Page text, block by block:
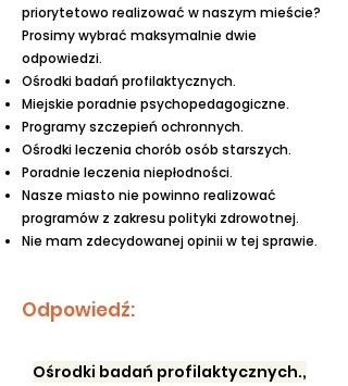
priorytetowo realizować w naszym mieście?
Prosimy wybrać maksymalnie dwie
odpowiedzi.
Ośrodki badań profilaktycznych.
Miejskie poradnie psychopedagogiczne.
Programy szczepień ochronnych.
Ośrodki leczenia chorób osób starszych.
Poradnie leczenia niepłodności.
Nasze miasto nie powinno realizować
programów z zakresu polityki zdrowotnej.
Nie mam zdecydowanej opinii w tej sprawie.
Odpowiedź:
Ośrodki badań profilaktycznych.,